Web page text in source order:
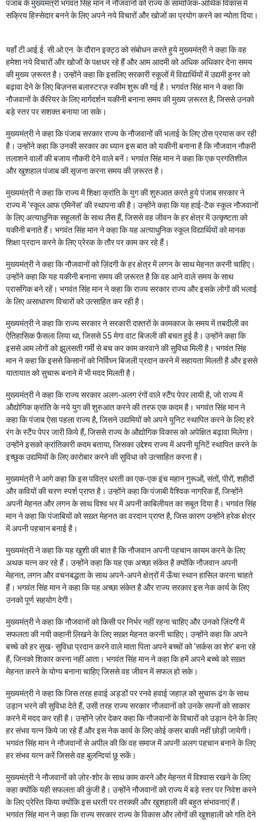
पंजाब के मुख्यमंत्री भगवंत सिंह मान ने नौजवानों को राज्य के सामाजिक-आर्थिक विकास में
सक्रिय हिस्सेदार बनने के लिए अपने नये विचारों और खोजों का प्रयोग करने का न्योता दिया।
यहाँ टी.आई.ई. सी.ओ.एन. के दौरान इक्ट्ठ को संबोधन करते हुये मुख्यमंत्री ने कहा कि वह
हमेशा नये विचारों और खोजों के पक्षधर रहे हैं और आम आदमी को अधिक अधिकार देना समय
की मुख्य ज़रूरत है। उन्होंने कहा कि इसलिए सरकारी स्कूलों में विद्यार्थियों में उद्यमी हुनर को
बढ़ावा देने के लिए बिज़नस बलास्टरज़ स्कीम शुरू की गई है। भगवंत सिंह मान ने कहा कि
नौजवानों के कॅरियर के लिए मार्गदर्शन यकीनी बनाना समय की मुख्य ज़रूरत है, जिससे उनको
बड़े स्तर पर सशक्त बनाया जा सके।
मुख्यमंत्री ने कहा कि पंजाब सरकार राज्य के नौजवानों की भलाई के लिए ठोस प्रयास कर रही
है। उन्होंने कहा कि उनकी सरकार का ध्यान इस बात को यकीनी बनाना है कि नौजवान नौकरी
तलाशने वालों की बजाय नौकरी देने वाले बनें। भगवंत सिंह मान ने कहा कि एक प्रगतिशील
और खुशहाल पंजाब की सृजना करना समय की ज़रूरत है।
मुख्यमंत्री ने कहा कि राज्य में शिक्षा क्रांति के युग की शुरुआत करते हुये पंजाब सरकार ने
राज्य में ‘स्कूल आफ एमिनेंस’ की स्थापना की है। उन्होंने कहा कि यह हाई-टैक स्कूल नौजवानों
के लिए अत्याधुनिक सहूलतों के साथ लैस हैं, जिससे वह जीवन के हर क्षेत्र में उत्कृष्टता को
यकीनी बनाते हैं। भगवंत सिंह मान ने कहा कि यह अत्याधुनिक स्कूल विद्यार्थियों को मानक
शिक्षा प्रदान करने के लिए प्रेरक के तौर पर काम कर रहे हैं।
मुख्यमंत्री ने कहा कि नौजवानों को ज़िंदगी के हर क्षेत्र में लगन के साथ मेहनत करनी चाहिए।
उन्होंने कहा कि यह यकीनी बनाना समय की ज़रूरत है कि वह आने वाले समय के साथ
प्रासंगिक बने रहें। भगवंत सिंह मान ने कहा कि राज्य सरकार राज्य और इसके लोगों की भलाई
के लिए असाधारण विचारों को उत्साहित कर रही है।
मुख्यमंत्री ने कहा कि राज्य सरकार ने सरकारी दफ़्तरों के कामकाज के समय में तबदीली का
ऐतिहासिक फ़ैसला लिया था, जिससे 55 मेगा वाट बिजली की बचत हुई है। उन्होंने कहा कि
इससे आम लोगों को झुलसती गर्मी से बच कर काम करवाने की सुविधा मिली है। भगवंत सिंह
मान ने कहा कि इससे किसानों को निर्विघ्न बिजली प्रदान करने में सहायता मिलती है और इससे
यातायात को सुचारू बनाने में भी मदद मिलती है।
मुख्यमंत्री ने कहा कि राज्य सरकार अलग-अलग रंगों वाले स्टैंप पेपर लायी है, जो राज्य में
औद्योगिक क्रांति के नये युग की शुरुआत करने की तरफ एक कदम है। भगवंत सिंह मान ने
कहा कि पंजाब ऐसा पहला राज्य है, जिसने उद्यमियों को अपने यूनिट स्थापित करने के लिए हरे
रंग के स्टैंप पेपर जारी किये हैं, जिससे राज्य के औद्योगिक विकास को अपेक्षित बढ़ावा मिलेगा।
उन्होंने इसको क्रांतिकारी कदम बताया, जिसका उद्देश्य राज्य में अपनी यूनिटें स्थापित करने के
इच्छुक उद्यमियों के लिए कारोबार करने की सुविधा को उत्साहित करना है।
मुख्यमंत्री ने आगे कहा कि इस पवित्र धरती का एक-एक इंच महान गुरूओं, संतों, पीरों, शहीदों
और कवियों की चरण स्पर्श प्राप्त है। उन्होंने कहा कि पंजाबी वैश्विक नागरिक हैं, जिन्होंने
अपनी मेहनत और लगन के साथ विश्व भर में अपनी काबिलीयत का सबूत दिया है। भगवंत सिंह
मान ने कहा कि पंजाबियों को सख़्त मेहनत का वरदान प्राप्त है, जिस कारण उन्होंने हरेक क्षेत्र
में अपनी पहचान बनाई है।
मुख्यमंत्री ने कहा कि यह खुशी की बात है कि नौजवान अपनी पहचान कायम करने के लिए
अथक यत्न कर रहे हैं। उन्होंने कहा कि यह एक अच्छा संकेत है क्योंकि नौजवान अपनी
मेहनत, लगन और वचनबद्धता के साथ अपने-अपने क्षेत्रों में ऊँचा स्थान हासिल करना चाहते
हैं। भगवंत सिंह मान ने कहा कि यह अच्छा संकेत है और राज्य सरकार इस नेक कार्य के लिए
उनको पूर्ण सहयोग देगी।
मुख्यमंत्री ने कहा कि नौजवानों को किसी पर निर्भर नहीं रहना चाहिए और उनको ज़िंदगी में
सफलता की नयी कहानी लिखने के लिए सख़्त मेहनत करनी चाहिए। उन्होंने कहा कि अपने
बच्चे को हर सुख- सुविधा प्रदान करने वाले माता पिता अपने बच्चों को ‘सर्कस का शेर’ बना रहे
हैं, जिनको शिकार करना नहीं आता। भगवंत सिंह मान ने कहा कि हमें अपने बच्चे को सख़्त
मेहनत करने के योग्य बनाना चाहिए जिससे वह जीवन में सफल हो सके।
मुख्यमंत्री ने कहा कि जिस तरह हवाई अड्डों पर रनवे हवाई जहाज़ को सुचारू ढंग के साथ
उड़ान भरने की सुविधा देते हैं, उसी तरह राज्य सरकार नौजवानों को उनके सपनों को साकार
करने में मदद कर रही है। उन्होंने ज़ोर देकर कहा कि नौजवानों के विचारों को उड़ान देने के लिए
हर संभव यत्न किये जा रहे हैं और इस नेक कार्य के लिए कोई कसर बाकी नहीं छोड़ी जायेगी।
भगवंत सिंह मान ने नौजवानों से अपील की कि वह समाज में अपनी अलग पहचान बनाने के लिए
हर संभव यत्न करें जिससे वह बुलन्दियां छू सकें।
मुख्यमंत्री ने नौजवानों को ज़ोर-शोर के साथ काम करने और मेहनत में विश्वास रखने के लिए
कहा क्योंकि यही सफलता की कुंजी है। उन्होंने नौजवानों को राज्य में बड़े स्तर पर निवेश करने
के लिए प्रेरित किया क्योंकि इस धरती पर तरक्की और खुशहाली की बहुत संभावनाएं हैं।
भगवंत सिंह मान ने कहा कि राज्य सरकार राज्य के विकास और लोगों की खुशहाली को गति देने